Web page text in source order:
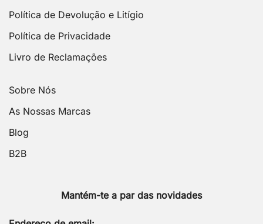
Política de Devolução e Litígio
Política de Privacidade
Livro de Reclamações
Sobre Nós
As Nossas Marcas
Blog
B2B
Mantém-te a par das novidades